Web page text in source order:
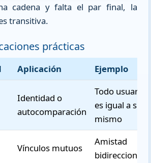
cadena y falta el par final, la
transitiva.
prácticas
Aplicación Ejemplo
Identidad o
autocomparación
Todo usuario
es igual a sí
mismo
Vínculos mutuos
Amistad
bidireccional